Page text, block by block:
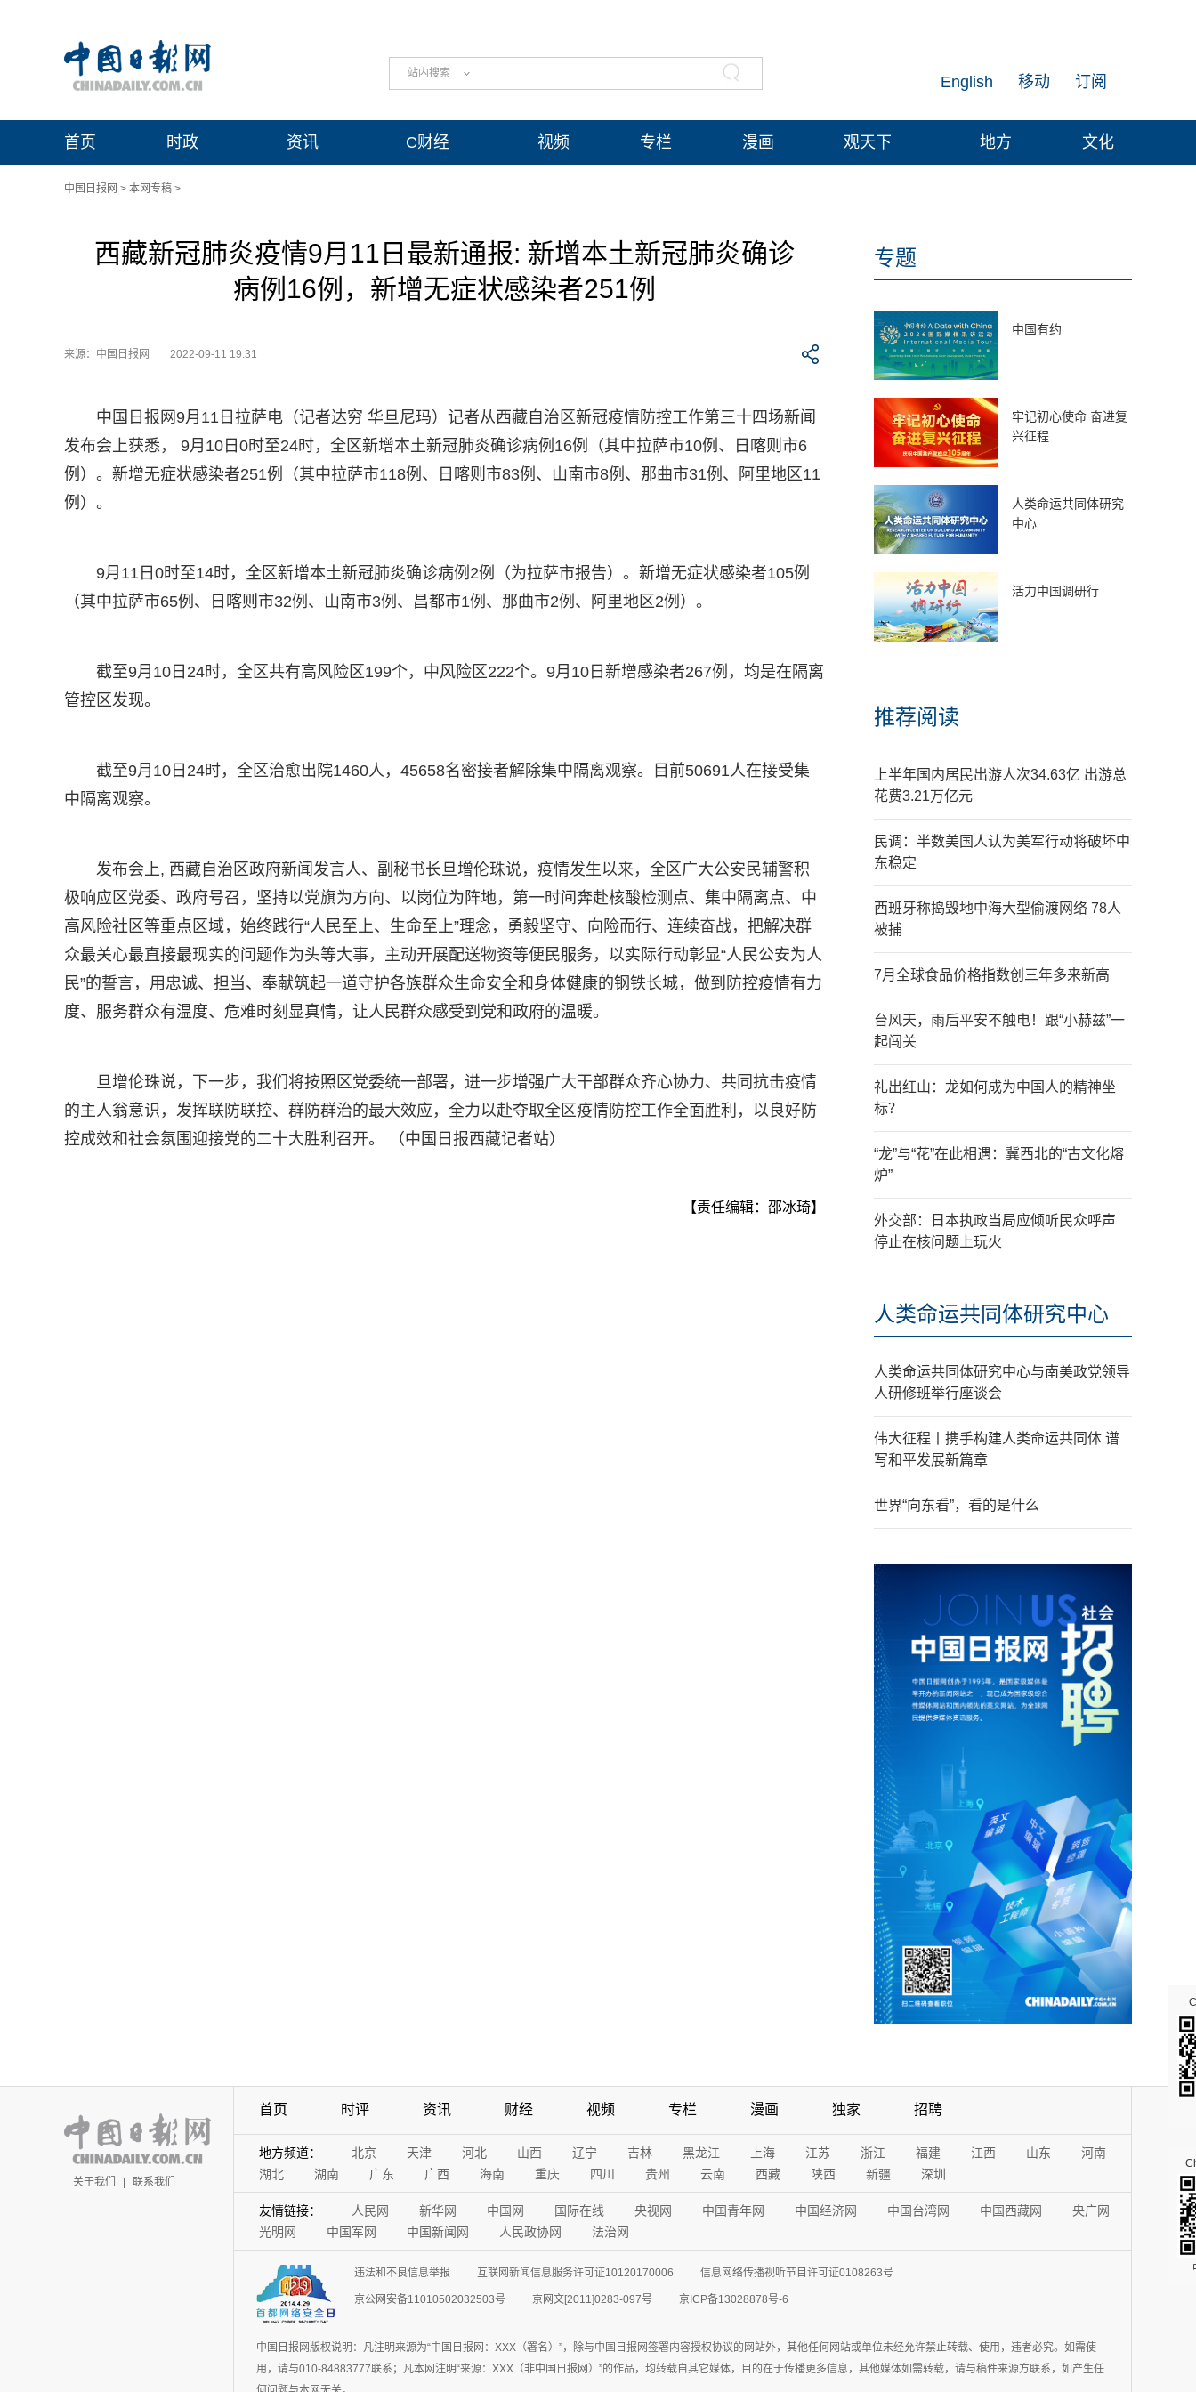
站内搜索 订阅
移动
English
首页 时政 资讯 C财经 视频 专栏 漫画 观天下 地方 文化
中国日报网 > 本网专稿 >
西藏新冠肺炎疫情9月11日最新通报: 新增本土新冠肺炎确诊
病例16例，新增无症状感染者251例
来源：中国日报网 2022-09-11 19:31
中国日报网9月11日拉萨电（记者达穷 华旦尼玛）记者从西藏自治区新冠疫情防控工作第三十四场新闻
发布会上获悉， 9月10日0时至24时，全区新增本土新冠肺炎确诊病例16例（其中拉萨市10例、日喀则市6
例）。新增无症状感染者251例（其中拉萨市118例、日喀则市83例、山南市8例、那曲市31例、阿里地区11
例）。
9月11日0时至14时，全区新增本土新冠肺炎确诊病例2例（为拉萨市报告）。新增无症状感染者105例
（其中拉萨市65例、日喀则市32例、山南市3例、昌都市1例、那曲市2例、阿里地区2例）。
截至9月10日24时，全区共有高风险区199个，中风险区222个。9月10日新增感染者267例，均是在隔离
管控区发现。
截至9月10日24时，全区治愈出院1460人，45658名密接者解除集中隔离观察。目前50691人在接受集
中隔离观察。
发布会上, 西藏自治区政府新闻发言人、副秘书长旦增伦珠说，疫情发生以来，全区广大公安民辅警积
极响应区党委、政府号召，坚持以党旗为方向、以岗位为阵地，第一时间奔赴核酸检测点、集中隔离点、中
高风险社区等重点区域，始终践行“人民至上、生命至上”理念，勇毅坚守、向险而行、连续奋战，把解决群
众最关心最直接最现实的问题作为头等大事，主动开展配送物资等便民服务，以实际行动彰显“人民公安为人
民”的誓言，用忠诚、担当、奉献筑起一道守护各族群众生命安全和身体健康的钢铁长城，做到防控疫情有力
度、服务群众有温度、危难时刻显真情，让人民群众感受到党和政府的温暖。
旦增伦珠说，下一步，我们将按照区党委统一部署，进一步增强广大干部群众齐心协力、共同抗击疫情
的主人翁意识，发挥联防联控、群防群治的最大效应，全力以赴夺取全区疫情防控工作全面胜利，以良好防
控成效和社会氛围迎接党的二十大胜利召开。 （中国日报西藏记者站）
【责任编辑：邵冰琦】
专题
中国有约
牢记初心使命 奋进复
兴征程
人类命运共同体研究
中心
活力中国调研行
推荐阅读
上半年国内居民出游人次34.63亿 出游总
花费3.21万亿元
民调：半数美国人认为美军行动将破坏中
东稳定
西班牙称捣毁地中海大型偷渡网络 78人
被捕
7月全球食品价格指数创三年多来新高
台风天，雨后平安不触电！跟“小赫兹”一
起闯关
礼出红山：龙如何成为中国人的精神坐
标？
“龙”与“花”在此相遇：冀西北的“古文化熔
炉”
外交部：日本执政当局应倾听民众呼声
停止在核问题上玩火
人类命运共同体研究中心
人类命运共同体研究中心与南美政党领导
人研修班举行座谈会
伟大征程丨携手构建人类命运共同体 谱
写和平发展新篇章
世界“向东看”，看的是什么
关于我们 | 联系我们
首页 时评 资讯 财经 视频 专栏 漫画 独家 招聘
地方频道： 北京 天津 河北 山西 辽宁 吉林 黑龙江 上海 江苏 浙江 福建 江西 山东
河南
湖北
湖南 广东 广西 海南 重庆 四川 贵州 云南 西藏 陕西 新疆 深圳
友情链接： 人民网 新华网 中国网 国际在线 央视网 中国青年网 中国经济网 中国台湾网 中国西藏网
央广网
光明网
中国军网 中国新闻网 人民政协网 法治网
违法和不良信息举报 互联网新闻信息服务许可证10120170006 信息网络传播视听节目许可证0108263号
京公网安备11010502032503号 京网文[2011]0283-097号 京ICP备13028878号-6
中国日报网版权说明：凡注明来源为“中国日报网：XXX（署名）”，除与中国日报网签署内容授权协议的网站外，其他任何网站或单位未经允许禁止转载、使用，违者必究。如需使
用，请与010-84883777联系；凡本网注明“来源：XXX（非中国日报网）”的作品，均转载自其它媒体，目的在于传播更多信息，其他媒体如需转载，请与稿件来源方联系，如产生任